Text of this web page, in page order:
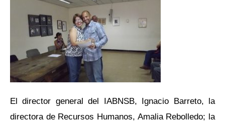
El director general del IABNSB, Ignacio Barreto, la
directora de Recursos Humanos, Amalia Rebolledo; la